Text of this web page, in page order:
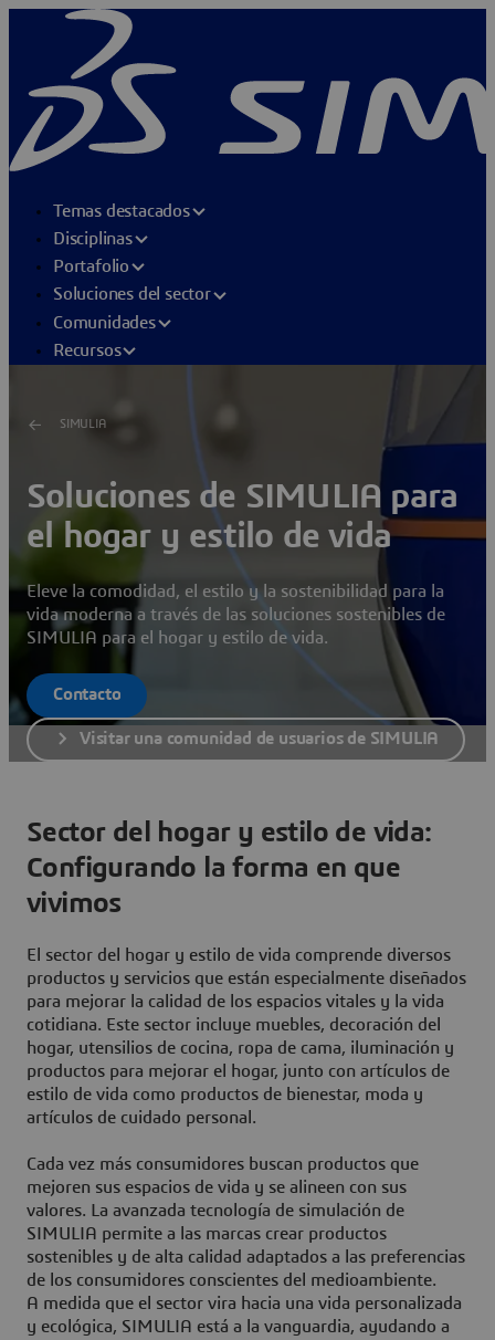
Temas destacados
Disciplinas
Portafolio
Soluciones del sector
Comunidades
Recursos
SIMULIA
Soluciones de SIMULIA para
el hogar y estilo de vida
Eleve la comodidad, el estilo y la sostenibilidad para la
vida moderna a través de las soluciones sostenibles de
SIMULIA para el hogar y estilo de vida.
Contacto
Visitar una comunidad de usuarios de SIMULIA
Sector del hogar y estilo de vida:
Configurando la forma en que
vivimos
El sector del hogar y estilo de vida comprende diversos
productos y servicios que están especialmente diseñados
para mejorar la calidad de los espacios vitales y la vida
cotidiana. Este sector incluye muebles, decoración del
hogar, utensilios de cocina, ropa de cama, iluminación y
productos para mejorar el hogar, junto con artículos de
estilo de vida como productos de bienestar, moda y
artículos de cuidado personal.
Cada vez más consumidores buscan productos que
mejoren sus espacios de vida y se alineen con sus
valores. La avanzada tecnología de simulación de
SIMULIA permite a las marcas crear productos
sostenibles y de alta calidad adaptados a las preferencias
de los consumidores conscientes del medioambiente.
A medida que el sector vira hacia una vida personalizada
y ecológica, SIMULIA está a la vanguardia, ayudando a